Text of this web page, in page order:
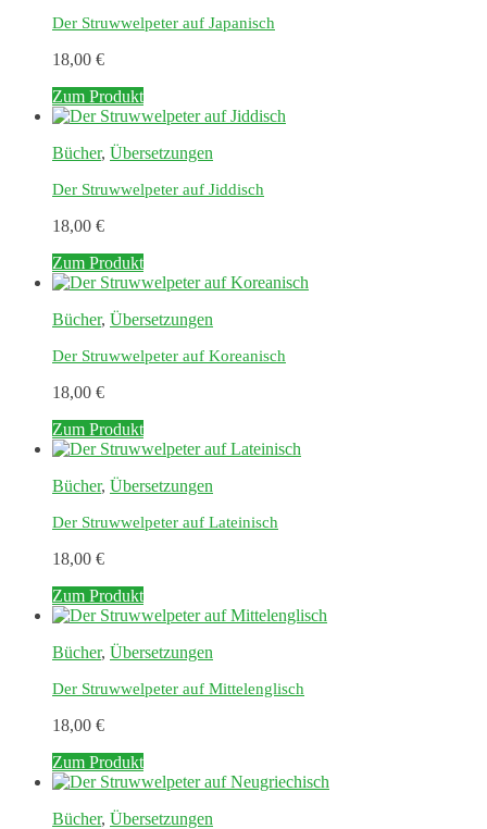
Der Struwwelpeter auf Japanisch
18,00 €
Zum Produkt
Bücher, Übersetzungen
Der Struwwelpeter auf Jiddisch
18,00 €
Zum Produkt
Bücher, Übersetzungen
Der Struwwelpeter auf Koreanisch
18,00 €
Zum Produkt
Bücher, Übersetzungen
Der Struwwelpeter auf Lateinisch
18,00 €
Zum Produkt
Bücher, Übersetzungen
Der Struwwelpeter auf Mittelenglisch
18,00 €
Zum Produkt
Bücher, Übersetzungen